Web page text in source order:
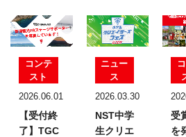
コンテ
スト
2026.06.01
【受付終
了】TGC
ニュー
ス
2026.03.30
NST中学
生クリエ
受
を